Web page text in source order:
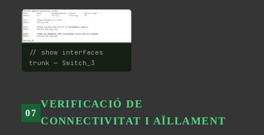
// show interfaces
trunk — Switch_3
07
VERIFICACIÓ DE
CONNECTIVITAT I AÏLLAMENT